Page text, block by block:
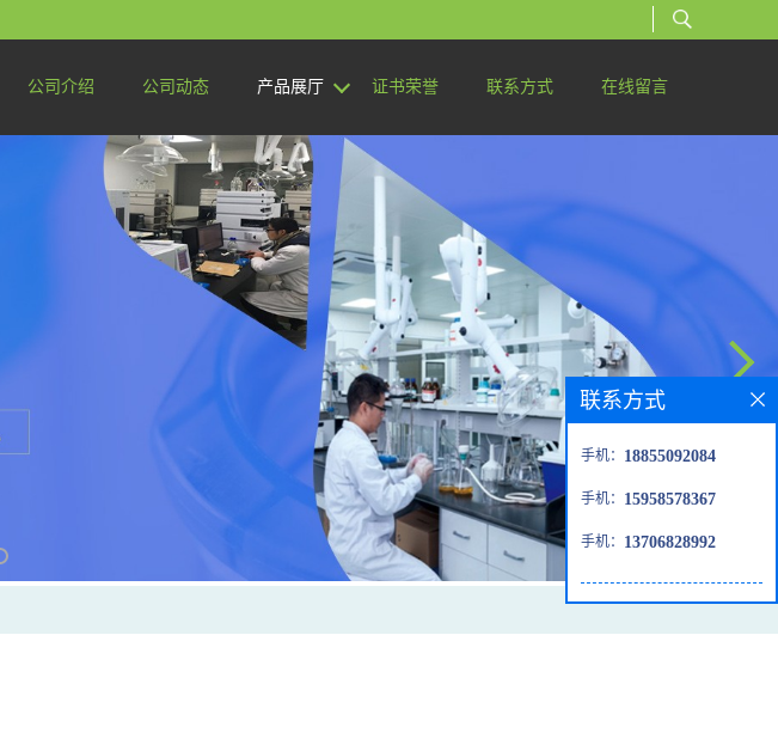
公司介绍 公司动态 产品展厅 证书荣誉 联系方式 在线留言
联系方式
手机： 18855092084
手机： 15958578367
手机： 13706828992